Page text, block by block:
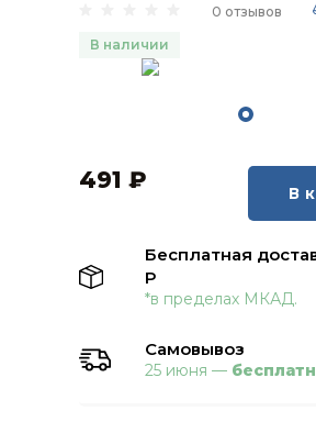
0 отзывов
В наличии
491 ₽ В
Бесплатная
Р
*в пределах МКАД.
Самовывоз
25 июня —